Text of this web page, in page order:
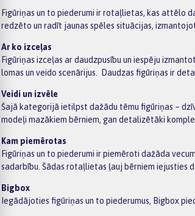
Figūriņas un to piederumi ir rotaļlietas, kas attēlo
redzēto un radīt jaunas spēles situācijas,
Ar ko izceļas
Figūriņas izceļas ar daudzpusību un iespēju
lomas un veido scenārijus. Daudzas figūriņas ir
Veidi un izvēle
Šajā kategorijā ietilpst dažādu tēmu figūriņas –
modeļi mazākiem bērniem, gan detalizētāki
Kam piemērotas
Figūriņas un to piederumi ir piemēroti dažāda
sadarbību. Šādas rotaļlietas ļauj bērniem iejusties
Bigbox
Iegādājoties figūriņas un to piederumus, Bigbox